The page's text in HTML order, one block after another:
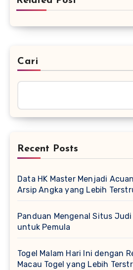
Cari
Recent Posts
Data HK Master Menjadi
Arsip Angka yang Lebih
Panduan Mengenal Situs
untuk Pemula
Togel Malam Hari Ini dengan
Macau Togel yang Lebih